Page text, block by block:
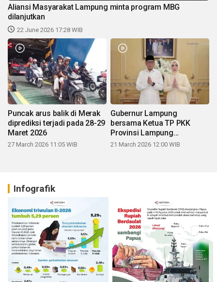
Aliansi Masyarakat Lampung minta program MBG
dilanjutkan
22 June 2026 17:28 WIB
Puncak arus balik di Merak
diprediksi terjadi pada 28-29
Maret 2026
27 March 2026 11:05 WIB
Gubernur Lampung
bersama Ketua TP PKK
Provinsi Lampung
mengucapkan Selamat Hari
21 March 2026 12:00 WIB
Infografik